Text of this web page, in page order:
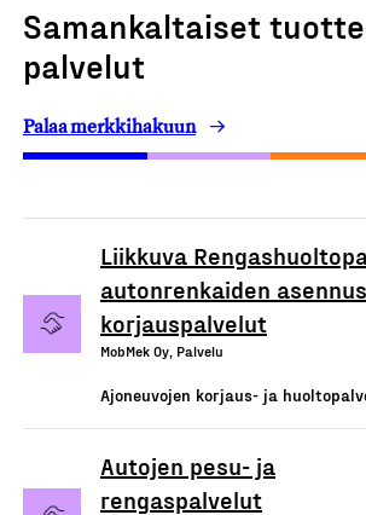
Samankaltaiset
palvelut
Palaa merkkihakuun
Liikkuva
autonrenkaiden
korjauspalvelut
MobMek Oy, Palvelu
Ajoneuvojen korjaus- ja
Autojen pesu- ja
rengaspalvelut